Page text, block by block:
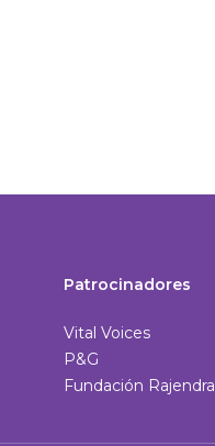
Patrocinadores
Vital Voices
P&G
Fundación Rajendra